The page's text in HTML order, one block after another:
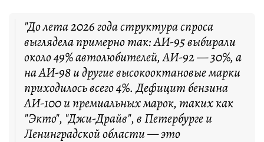
"До лета 2026 года структура спроса
выглядела примерно так: АИ-95 выбирали
около 49% автолюбителей, АИ-92 — 30%, а
на АИ-98 и другие высокооктановые марки
приходилось всего 4%. Дефицит бензина
АИ-100 и премиальных марок, таких как
"Экто", "Джи-Драйв", в Петербурге и
Ленинградской области — это